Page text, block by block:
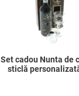
Set cadou Nunta de
sticlă